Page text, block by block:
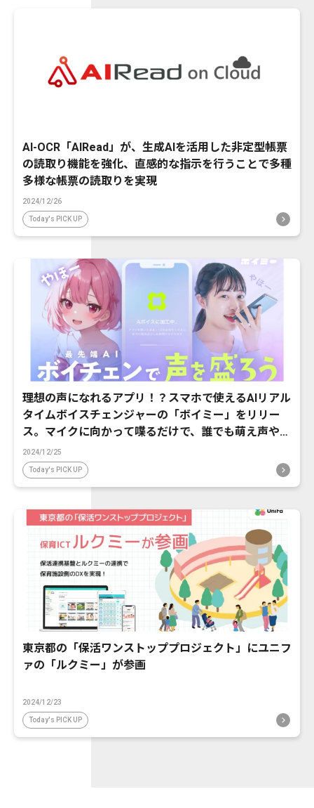
AI-OCR「AIRead」が、生成AIを活用した非定型帳票
の読取り機能を強化、直感的な指示を行うことで多種
多様な帳票の読取りを実現
2024/12/26
Today's PICK UP
理想の声になれるアプリ！？スマホで使えるAIリアル
タイムボイスチェンジャーの「ボイミー」をリリー
ス。マイクに向かって喋るだけで、誰でも萌え声やイ
ケボ風に音声変換が可能に。
2024/12/25
Today's PICK UP
東京都の「保活ワンストッププロジェクト」にユニフ
ァの「ルクミー」が参画
2024/12/23
Today's PICK UP